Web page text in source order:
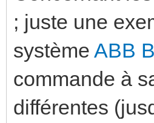
; juste une
système ABB
commande à
différentes